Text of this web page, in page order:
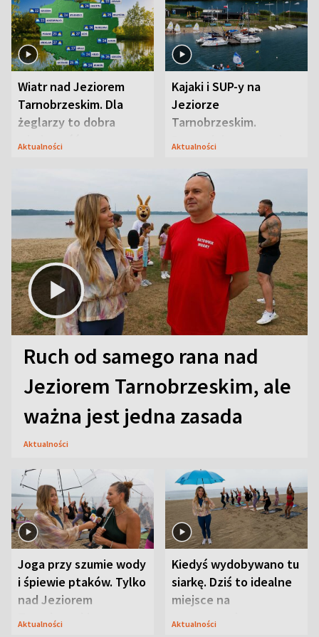
Wiatr nad Jeziorem
Tarnobrzeskim. Dla
żeglarzy to dobra
wiadomość
Aktualności
Kajaki i SUP-y na
Jeziorze
Tarnobrzeskim.
Przyrodnicy zwracają
Aktualności
Ruch od samego rana nad
Jeziorem Tarnobrzeskim, ale
ważna jest jedna zasada
Aktualności
Joga przy szumie wody
i śpiewie ptaków. Tylko
nad Jeziorem
Tarnobrzeskim
Aktualności
Kiedyś wydobywano tu
siarkę. Dziś to idealne
miejsce na
wypoczynek
Aktualności